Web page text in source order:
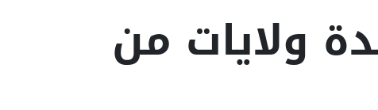
ولايات من